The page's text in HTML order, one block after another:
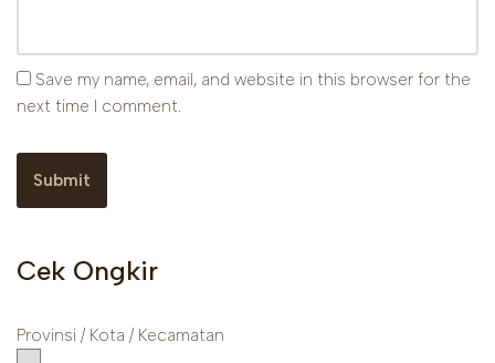
Save my name, email, and website in this browser for the
next time I comment.
Cek Ongkir
Provinsi / Kota / Kecamatan